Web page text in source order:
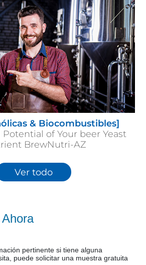
& Biocombustibles]
of Your beer Yeast
BrewNutri-AZ
Ver todo